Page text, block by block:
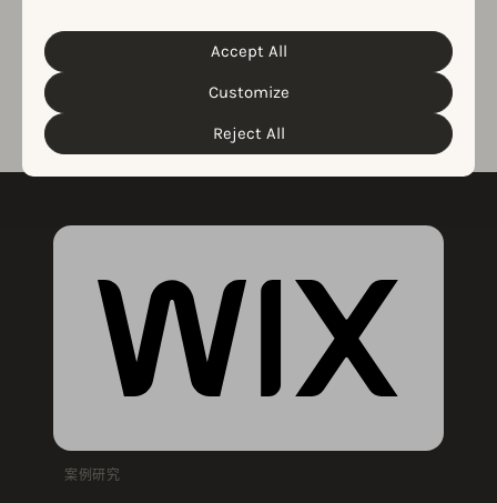
personal data and the different cookies we use, please
Cookie Policy&Privacy Policy
customize your cookie settings and preferences by
clicking the “Customize” button.
Reject All
Customize
Accept All
案例研究